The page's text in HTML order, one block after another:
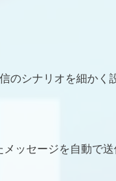
のシナリオを細かく
ッセージを自動で